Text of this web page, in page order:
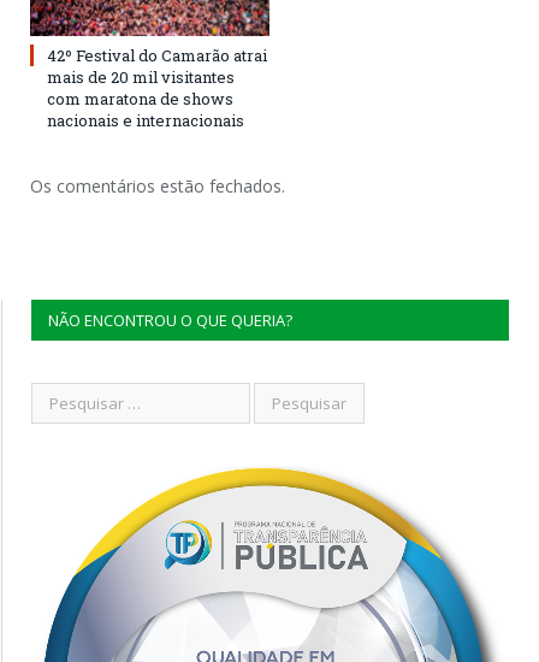
42º Festival do Camarão atrai
mais de 20 mil visitantes
com maratona de shows
nacionais e internacionais
Os comentários estão fechados.
NÃO ENCONTROU O QUE QUERIA?